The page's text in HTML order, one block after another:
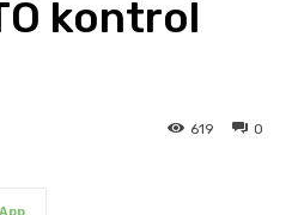
kontrol
0
619